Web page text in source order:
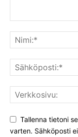
Tallenna tietoni
varten. Sähköposti